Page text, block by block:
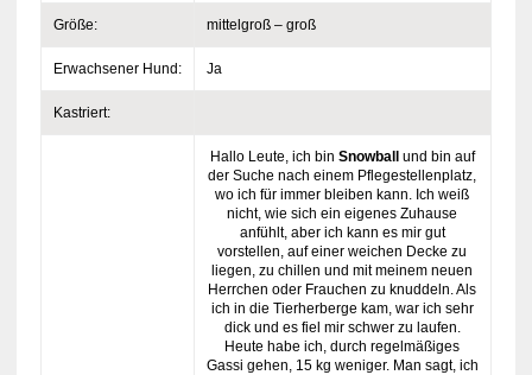
Größe: mittelgroß – groß
Erwachsener Hund: Ja
Kastriert:
Hallo Leute, ich bin Snowball
und bin auf
der Suche nach einem Pflegestellenplatz,
wo ich für immer bleiben kann. Ich weiß
nicht, wie sich ein eigenes Zuhause
anfühlt, aber ich kann es mir gut
vorstellen, auf einer weichen Decke zu
liegen, zu chillen und mit meinem neuen
Herrchen oder Frauchen zu knuddeln. Als
ich in die Tierherberge kam, war ich sehr
dick und es fiel mir schwer zu laufen.
Heute habe ich, durch regelmäßiges
Gassi gehen, 15 kg weniger. Man sagt, ich